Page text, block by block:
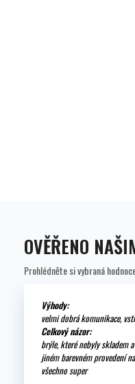
OVĚŘENO
Prohlédněte si vybraná
Výhody:
velmi dobrá komunikace,
Celkový názor:
brýle, které nebyly skladem
jiném barevném provedení
všechno super